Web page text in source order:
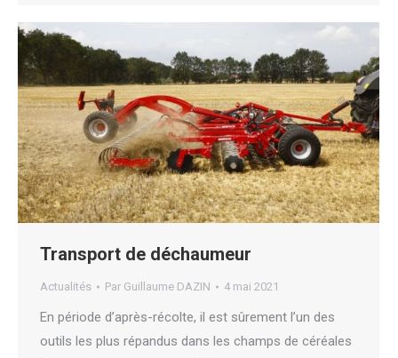
Transport de déchaumeur
Actualités Par Guillaume DAZIN 4 mai 2021
En période d’après-récolte, il est sûrement l’un des
outils les plus répandus dans les champs de céréales